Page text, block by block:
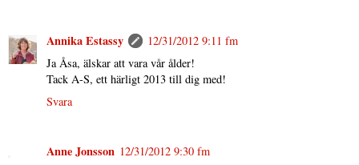
Annika Estassy
12/31/2012 9:11 fm
Ja Åsa, älskar att vara vår ålder!
Tack A-S, ett härligt 2013 till dig med!
Svara
Anne Jonsson 12/31/2012 9:30 fm